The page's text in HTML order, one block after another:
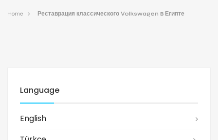
Home Реставрация классического Volkswagen в Египте
Language
English